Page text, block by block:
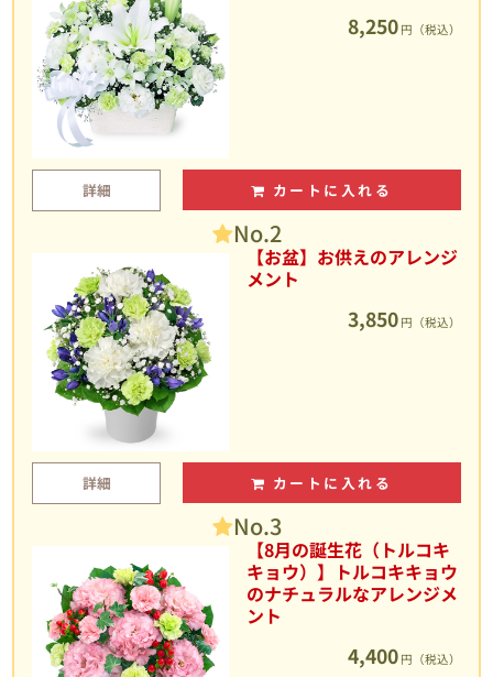
8,250 円（税込）
詳細 カートに入れる
No.2
【お盆】お供えのアレンジ
メント
3,850 円（税込）
詳細 カートに入れる
No.3
【8月の誕生花（トルコキ
キョウ）】トルコキキョウ
のナチュラルなアレンジメ
ント
4,400 円（税込）